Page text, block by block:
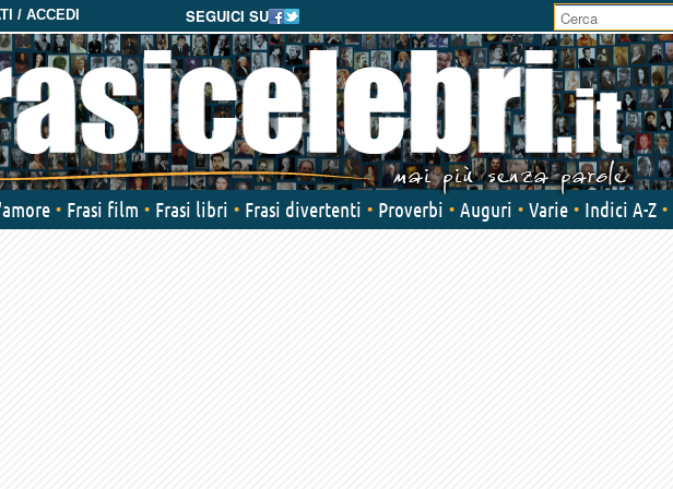
SEGUICI SU
/ ACCEDI
Frasi film Frasi libri Frasi divertenti Proverbi Auguri Varie Indici A-Z